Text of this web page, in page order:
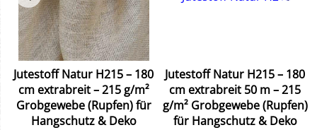
Jutestoff Natur H215 – 180
cm extrabreit – 215 g/m²
Grobgewebe (Rupfen) für
Hangschutz & Deko
Jutestoff Natur H215 – 180
cm extrabreit 50 m – 215
g/m² Grobgewebe (Rupfen)
für Hangschutz & Deko